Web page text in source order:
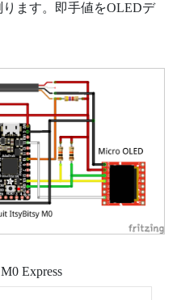
ます。即手値をOLEDデ
Express